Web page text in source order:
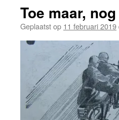
Toe maar,
Geplaatst op 11 februari 2019